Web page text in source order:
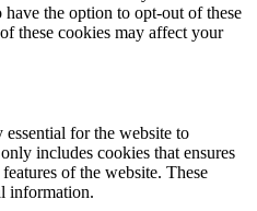
the option to opt-out of these
these cookies may affect your
essential for the website to
includes cookies that ensures
of the website. These
information.